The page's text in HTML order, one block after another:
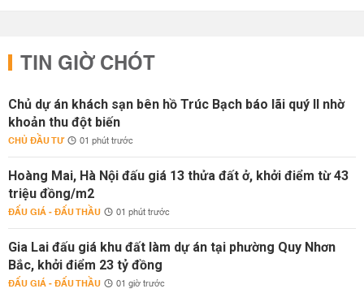
TIN GIỜ CHÓT
Chủ dự án khách sạn bên hồ Trúc Bạch báo lãi quý II nhờ
khoản thu đột biến
CHỦ ĐẦU TƯ 01 phút trước
Hoàng Mai, Hà Nội đấu giá 13 thửa đất ở, khởi điểm từ 43
triệu đồng/m2
ĐẤU GIÁ - ĐẤU THẦU 01 phút trước
Gia Lai đấu giá khu đất làm dự án tại phường Quy Nhơn
Bắc, khởi điểm 23 tỷ đồng
ĐẤU GIÁ - ĐẤU THẦU 01 giờ trước